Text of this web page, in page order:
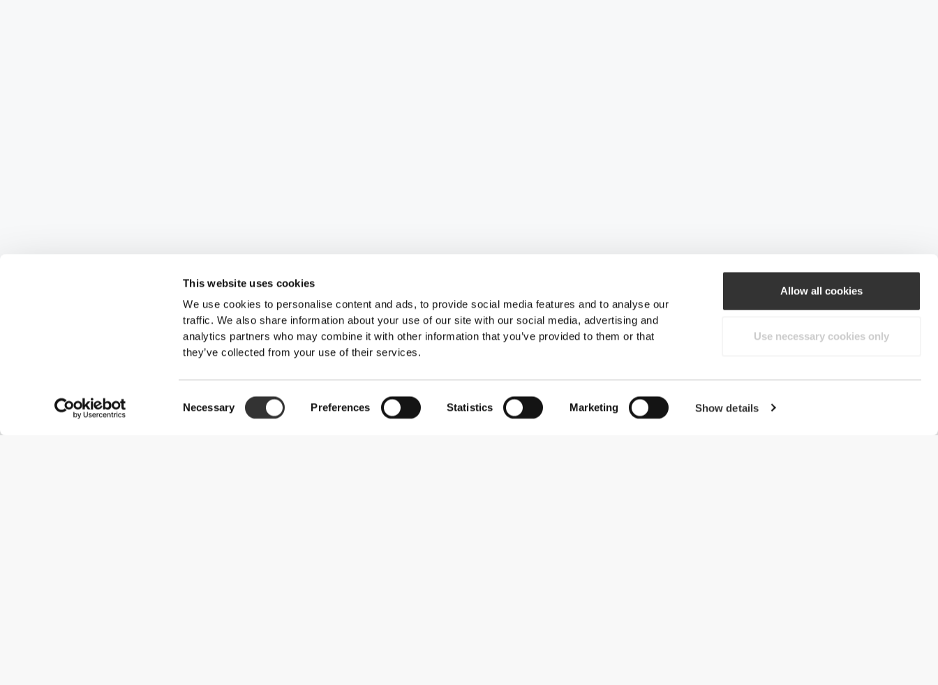
This website uses cookies
We use cookies to personalise content and ads, to provide social media features and to analyse our
traffic. We also share information about your use of our site with our social media, advertising and
analytics partners who may combine it with other information that you’ve provided to them or that
they’ve collected from your use of their services.
Selection
Necessary Preferences Statistics Marketing Show details
Allow all cookies
Use necessary cookies only